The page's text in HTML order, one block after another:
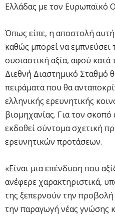
Ελλάδας με τον Ευρωπαϊκό
Όπως είπε, η αποστολή
καθώς μπορεί να εμπνεύσει
ουσιαστική αξία, αφού
Διεθνή Διαστημικό Σταθμό
πειράματα που θα
ελληνικής ερευνητικής
βιομηχανίας. Για τον
εκδοθεί σύντομα σχετική
ερευνητικών προτάσεων.
«Είναι μια επένδυση που
ανέφερε χαρακτηριστικά,
της ξεπερνούν την
την παραγωγή νέας γνώσης